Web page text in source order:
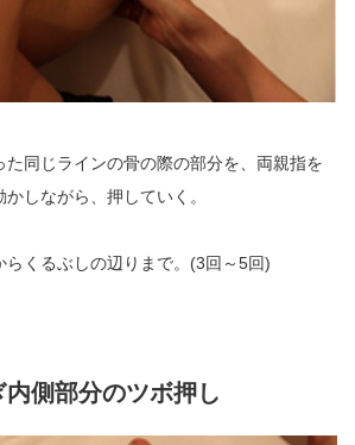
た同じラインの骨の際の部分を、両親指を
しながら、押していく。
らくるぶしの辺りまで。(3回～5回)
内側部分のツボ押し